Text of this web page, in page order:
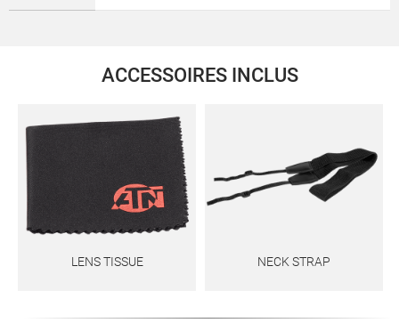
ACCESSOIRES INCLUS
LENS TISSUE NECK STRAP